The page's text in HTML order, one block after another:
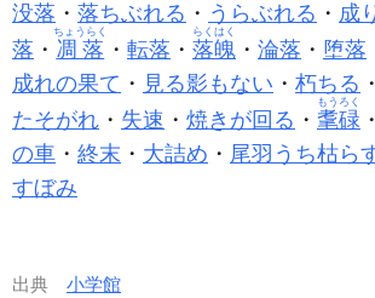
没落 ・ 落ちぶれる ・ うらぶれる ・ 成
落 ・ 凋落
ちょうらく
・ 転落 ・ 落魄
らくはく
・ 淪落 ・ 堕落
成れの果て ・ 見る影もない ・ 朽ちる ・
たそがれ ・ 失速 ・ 焼きが回る ・ 耄碌
もうろく
・
の車 ・ 終末 ・ 大詰め ・ 尾羽うち枯ら
すぼみ
出典 小学館